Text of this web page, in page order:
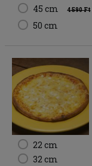
45 cm 4 590 Ft
50 cm
22 cm
32 cm